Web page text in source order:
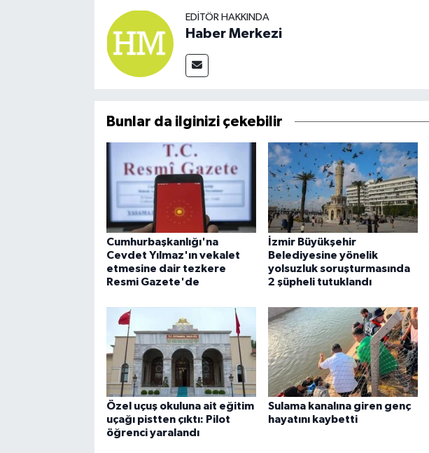
EDITÖR HAKKINDA
Haber Merkezi
Bunlar da ilginizi çekebilir
Cumhurbaşkanlığı'na
Cevdet Yılmaz'ın vekalet
etmesine dair tezkere
Resmi Gazete'de
İzmir Büyükşehir
Belediyesine yönelik
yolsuzluk soruşturmasında
2 şüpheli tutuklandı
Özel uçuş okuluna ait eğitim
uçağı pistten çıktı: Pilot
öğrenci yaralandı
Sulama kanalına giren genç
hayatını kaybetti